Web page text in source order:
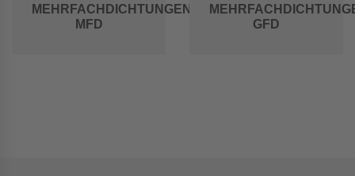
MEHRFACHDICHTUNGEN
MFD
GFD